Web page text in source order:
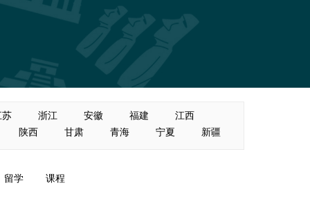
苏 浙江 安徽 福建
江西
陕西 甘肃 青海 宁夏 新疆
留学 课程